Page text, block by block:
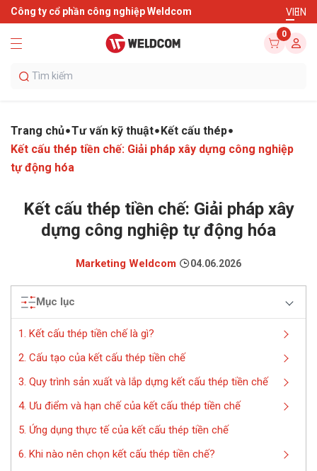
Công ty cổ phần công nghiệp Weldcom VIEN
0
Trang chủ Tư vấn kỹ thuật Kết cấu thép
Kết cấu thép tiền chế: Giải pháp xây dựng công nghiệp
tự động hóa
Kết cấu thép tiền chế: Giải pháp xây
dựng công nghiệp tự động hóa
Marketing Weldcom 04.06.2026
Mục lục
1. Kết cấu thép tiền chế là gì?
2. Cấu tạo của kết cấu thép tiền chế
3. Quy trình sản xuất và lắp dựng kết cấu thép tiền chế
4. Ưu điểm và hạn chế của kết cấu thép tiền chế
5. Ứng dụng thực tế của kết cấu thép tiền chế
6. Khi nào nên chọn kết cấu thép tiền chế?